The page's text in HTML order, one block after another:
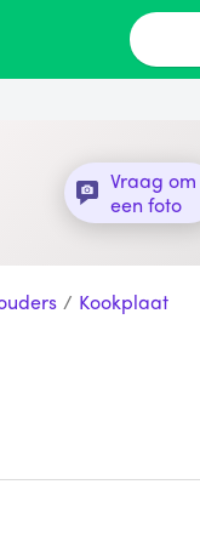
Vraag om
een foto
/ Kookplaat